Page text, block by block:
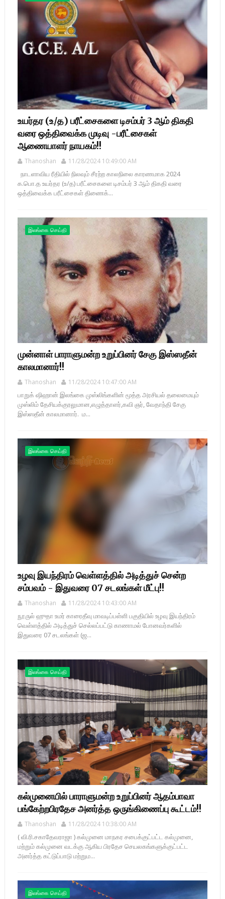
உயர்தர (உ/த) பரீட்சைகளை டிசம்பர் 3 ஆம் திகதி
வரை ஒத்திவைக்க முடிவு -பரீட்சைகள்
ஆணையாளர் நாயகம்!!
Thanoshan 11/28/2024 10:49:00 AM
நாடளாவிய ரீதியில் நிலவும் சீரற்ற காலநிலை காரணமாக 2024
க.பொ.த உயர்தர (உ/த) பரீட்சைகளை டிசம்பர் 3 ஆம் திகதி வரை
ஒத்திவைக்க பரீட்சைகள் திணைக்...
இலங்கை செய்தி
முன்னாள் பாராளுமன்ற உறுப்பினர் சேகு இஸ்ஸதீன்
காலமானார்!!
Thanoshan 11/28/2024 10:47:00 AM
பாறுக் ஷிஹான் இலங்கை முஸ்லிங்களின் மூத்த அரசியல் தலைமையும்
முஸ்லிம் தேசியக்குரலுமான,எழுத்தாளர்,கவி ஞர், வேதாந்தி சேகு
இஸ்ஸதீன் காலமானார். ம...
இலங்கை செய்தி
உழவு இயந்திரம் வெள்ளத்தில் அடித்துச் சென்ற
சம்பவம் - இதுவரை 07 சடலங்கள் மீட்பு!!
Thanoshan 11/28/2024 10:43:00 AM
நூருல் ஹுதா உமர் காரைதீவு மாவடிப்பள்ளி பகுதியில் உழவு இயந்திரம்
வெள்ளத்தில் அடித்துச் செல்லப்பட்டு காணாமல் போனவர்களில்
இதுவரை 07 சடலங்கள் (ஜ...
இலங்கை செய்தி
கல்முனையில் பாராளுமன்ற உறுப்பினர் ஆதம்பாவா
பங்கேற்றபிரதேச அனர்த்த ஒருங்கிணைப்பு கூட்டம்!!
Thanoshan 11/28/2024 10:38:00 AM
( வி.ரி.சகாதேவராஜா ) கல்முனை மாநகர சபைக்குட்பட்ட கல்முனை,
மற்றும் கல்முனை வடக்கு ஆகிய பிரதேச செயலகங்களுக்குட்பட்ட
அனர்த்த கட்டுப்பாடு மற்றும...
இலங்கை செய்தி